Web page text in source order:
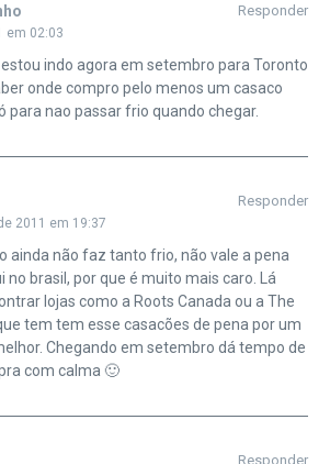
em 02:03
Responder
indo agora em setembro para Toronto
onde compro pelo menos um casaco
para nao passar frio quando chegar.
2011 em 19:37
Responder
ainda não faz tanto frio, não vale a pena
no brasil, por que é muito mais caro. Lá
lojas como a Roots Canada ou a The
tem tem esse casacões de pena por um
Chegando em setembro dá tempo de
com calma 🙂
Responder